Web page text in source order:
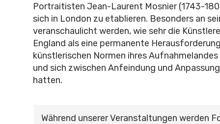
Portraitisten Jean-Laurent Mosnier (1743-
sich in London zu etablieren. Besonders an
veranschaulicht werden, wie sehr die
England als eine permanente
künstlerischen Normen ihres
und sich zwischen Anfeindung und
hatten.
Während unserer Veranstaltungen werden